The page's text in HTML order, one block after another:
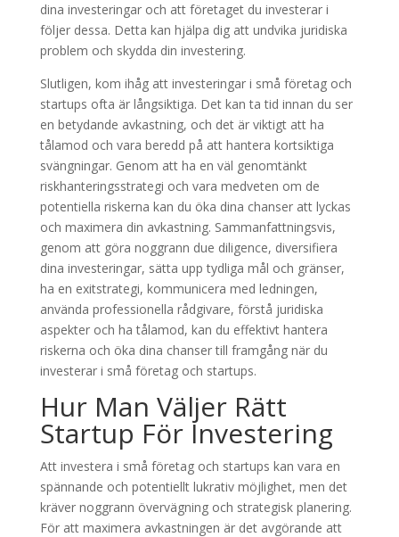
dina investeringar och att företaget du investerar i
följer dessa. Detta kan hjälpa dig att undvika juridiska
problem och skydda din investering.
Slutligen, kom ihåg att investeringar i små företag och
startups ofta är långsiktiga. Det kan ta tid innan du ser
en betydande avkastning, och det är viktigt att ha
tålamod och vara beredd på att hantera kortsiktiga
svängningar. Genom att ha en väl genomtänkt
riskhanteringsstrategi och vara medveten om de
potentiella riskerna kan du öka dina chanser att lyckas
och maximera din avkastning. Sammanfattningsvis,
genom att göra noggrann due diligence, diversifiera
dina investeringar, sätta upp tydliga mål och gränser,
ha en exitstrategi, kommunicera med ledningen,
använda professionella rådgivare, förstå juridiska
aspekter och ha tålamod, kan du effektivt hantera
riskerna och öka dina chanser till framgång när du
investerar i små företag och startups.
Hur Man Väljer Rätt
Startup För Investering
Att investera i små företag och startups kan vara en
spännande och potentiellt lukrativ möjlighet, men det
kräver noggrann övervägning och strategisk planering.
För att maximera avkastningen är det avgörande att